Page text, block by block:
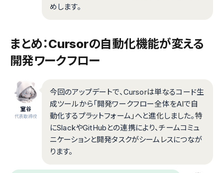
めします。
まとめ：Cursorの自動化機能が変える
開発ワークフロー
室谷
代表取締役
今回のアップデートで、Cursorは単なるコード生
成ツールから「開発ワークフロー全体をAIで自
動化するプラットフォーム」へと進化しました。特
にSlackやGitHubとの連携により、チームコミュ
ニケーションと開発タスクがシームレスにつなが
ります。